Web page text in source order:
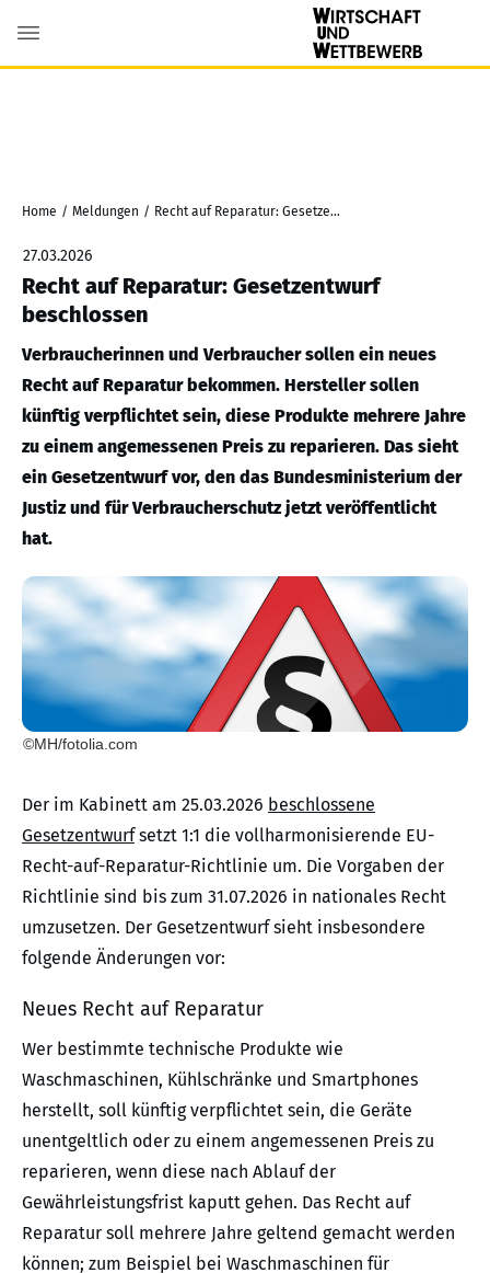
Home / Meldungen / Recht auf Reparatur: Gesetzentwurf beschlossen
27.03.2026
Recht auf Reparatur: Gesetzentwurf
beschlossen
Verbraucherinnen und Verbraucher sollen ein neues
Recht auf Reparatur bekommen. Hersteller sollen
künftig verpflichtet sein, diese Produkte mehrere Jahre
zu einem angemessenen Preis zu reparieren. Das sieht
ein Gesetzentwurf vor, den das Bundesministerium der
Justiz und für Verbraucherschutz jetzt veröffentlicht
hat.
©MH/fotolia.com
Der im Kabinett am 25.03.2026 beschlossene
Gesetzentwurfsetzt 1:1 die vollharmonisierende EU-
Recht-auf-Reparatur-Richtlinie um. Die Vorgaben der
Richtlinie sind bis zum 31.07.2026 in nationales Recht
umzusetzen. Der Gesetzentwurf sieht insbesondere
folgende Änderungen vor:
Neues Recht auf Reparatur
Wer bestimmte technische Produkte wie
Waschmaschinen, Kühlschränke und Smartphones
herstellt, soll künftig verpflichtet sein, die Geräte
unentgeltlich oder zu einem angemessenen Preis zu
reparieren, wenn diese nach Ablauf der
Gewährleistungsfrist kaputt gehen. Das Recht auf
Reparatur soll mehrere Jahre geltend gemacht werden
können; zum Beispiel bei Waschmaschinen für